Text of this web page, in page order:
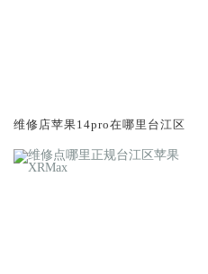
维修店苹果14pro在哪里台江区